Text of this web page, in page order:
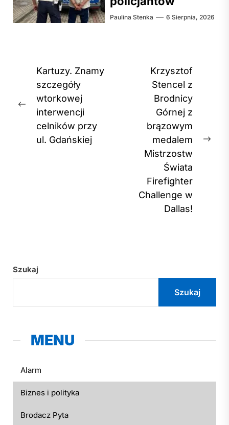
Paulina Stenka 6 Sierpnia, 2026
Nawigacja
wpisu
Previous
post:
Kartuzy. Znamy
szczegóły
wtorkowej
interwencji
celników przy
ul. Gdańskiej
Krzysztof
Stencel z
Brodnicy
Górnej z
brązowym
medalem
Mistrzostw
Świata
Firefighter
Challenge w
Dallas!
Szukaj
Szukaj
MENU
Alarm
Biznes i polityka
Brodacz Pyta